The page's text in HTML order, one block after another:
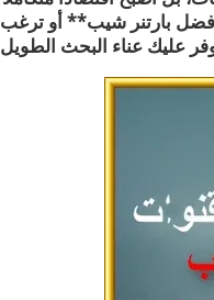
بارتنر شيب** أو ترغب